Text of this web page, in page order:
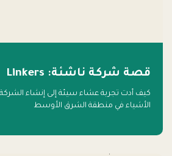
قصة شركة ناشئة: Linkers
كيف أدت تجربة عشاء سيئة إلى إنشاء الشركة
الأشياء في منطقة الشرق الأوسط